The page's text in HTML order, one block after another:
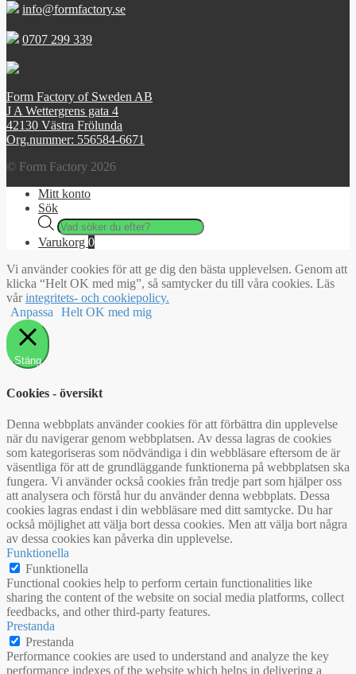
info@formfactory.se
0707 299 339
Form Factory of Sweden AB
J A Wettergrens gata 4
42130 Västra Frölunda
Org.nummer: 556584-6671
© Form Factory 2026
Mitt konto
Sök
Products
search
Varukorg 0
Vi använder cookies för att ge dig den bästa upplevelsen. Genom att
klicka “Helt OK med mig”, så samtycker du till våra cookies. Läs
vårintegritets- och cookiepolicy.
Anpassa Helt OK med mig
Stäng
Cookies - översikt
Denna webbplats använder cookies för att förbättra din upplevelse
när du navigerar genom webbplatsen. Av dessa lagras de cookies
som kategoriseras som nödvändiga i din webbläsare eftersom de är
väsentliga för att de grundläggande funktionerna på webbplatsen ska
fungera. Vi använder också cookies från tredje part som hjälper oss
att analysera och förstå hur du använder denna webbplats. Dessa
cookies lagras endast i din webbläsare med ditt samtycke. Du har
också möjlighet att välja bort dessa cookies. Men att välja bort några
av dessa cookies kan påverka din upplevelse.
Funktionella
Funktionella
Functional cookies help to perform certain functionalities like
sharing the content of the website on social media platforms, collect
feedbacks, and other third-party features.
Prestanda
Prestanda
Performance cookies are used to understand and analyze the key
performance indexes of the website which helps in delivering a